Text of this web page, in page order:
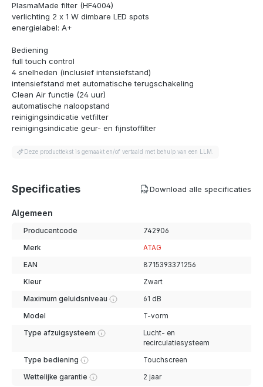
PlasmaMade filter (HF4004)
verlichting 2 x 1 W dimbare LED spots
energielabel: A+
Bediening
full touch control
4 snelheden (inclusief intensiefstand)
intensiefstand met automatische terugschakeling
Clean Air functie (24 uur)
automatische naloopstand
reinigingsindicatie vetfilter
reinigingsindicatie geur- en fijnstoffilter
Deze producttekst is gemaakt en/of vertaald met behulp van een LLM.
Specificaties Download alle specificaties
Algemeen
Producentcode 742906
Merk ATAG
EAN 8715393371256
Kleur Zwart
Maximum geluidsniveau 61 dB
Model T-vorm
Type afzuigsysteem
Lucht- en
recirculatiesysteem
Type bediening Touchscreen
Wettelijke garantie 2 jaar